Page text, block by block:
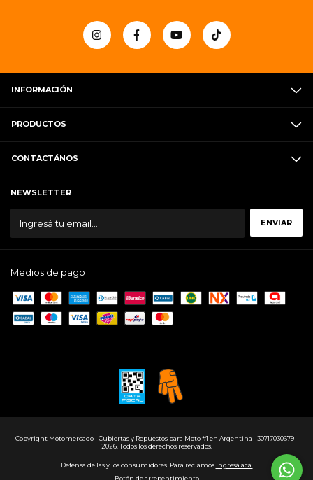
INFORMACIÓN
PRODUCTOS
CONTACTÁNOS
NEWSLETTER
Medios de pago
Copyright Motomercado | Cubiertas y Repuestos para Moto #1 en Argentina - 30717030679 -
2026. Todos los derechos reservados.
Defensa de las y los consumidores. Para reclamos ingresá acá.
Botón de arrepentimiento